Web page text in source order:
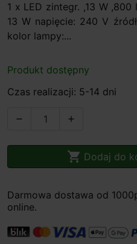
1 x LED zintegr. ,13 W
13 W napięcie: 240 V
kolor lampy:...
Produkt dostępny
Czas realizacji: 5-14 dni
 
 Dodaj do
Darmowa dostawa od
online.